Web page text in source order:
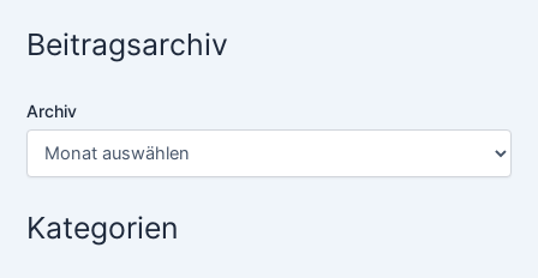
Beitragsarchiv
Archiv
Kategorien